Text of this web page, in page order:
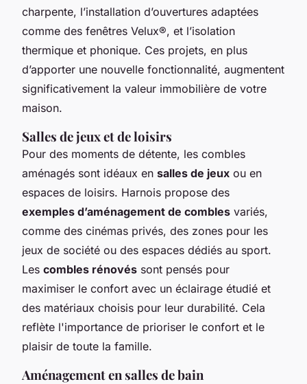
charpente, l’installation d’ouvertures adaptées
comme des fenêtres Velux®, et l’isolation
thermique et phonique. Ces projets, en plus
d’apporter une nouvelle fonctionnalité, augmentent
significativement la valeur immobilière de votre
maison.
Salles de jeux et de loisirs
Pour des moments de détente, les combles
aménagés sont idéaux en salles de jeux ou en
espaces de loisirs. Harnois propose des
exemples d’aménagement de combles variés,
comme des cinémas privés, des zones pour les
jeux de société ou des espaces dédiés au sport.
Les combles rénovés sont pensés pour
maximiser le confort avec un éclairage étudié et
des matériaux choisis pour leur durabilité. Cela
reflète l'importance de prioriser le confort et le
plaisir de toute la famille.
Aménagement en salles de bain